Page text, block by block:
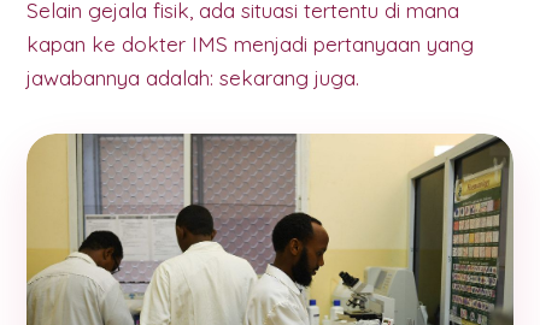
Selain gejala fisik, ada situasi tertentu di mana
kapan ke dokter IMS menjadi pertanyaan yang
jawabannya adalah: sekarang juga.